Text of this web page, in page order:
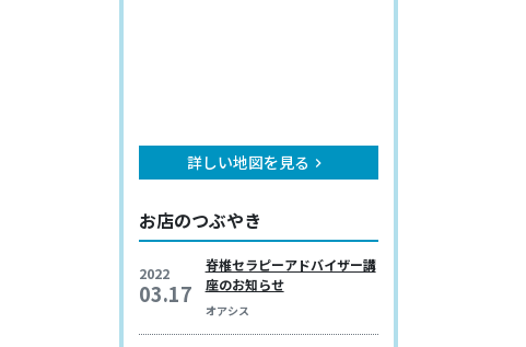
詳しい地図を見る keyboard_arrow_right
お店のつぶやき
2022
03.17
脊椎セラピーアドバイザー講
座のお知らせ
オアシス